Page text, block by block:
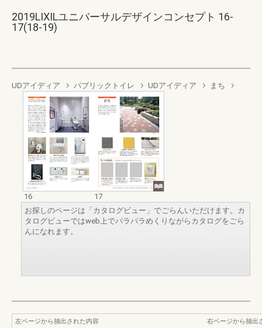
2019LIXILユニバーサルデザインコンセプト 16-
17(18-19)
UDアイディア パブリックトイレ UDアイディア まち
16
17
お探しのページは「カタログビュー」でごらんいただけます。カ
タログビューではweb上でパラパラめくりながらカタログをごら
んになれます。
左ページから抽出された内容
右ページから抽出